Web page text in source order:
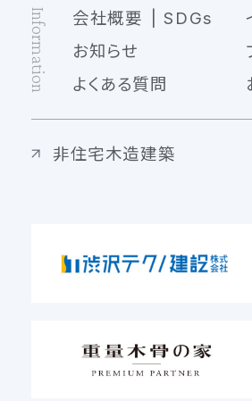
Information 会社概要 SDGs
お知らせ
よくある質問
非住宅木造建築